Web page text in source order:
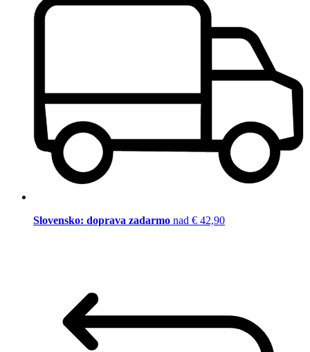
Slovensko: doprava zadarmo nad € 42,90